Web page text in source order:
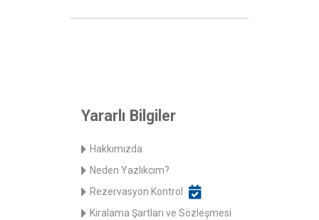
Yararlı Bilgiler
Hakkımızda
Neden Yazlıkcım?
Rezervasyon Kontrol
Kiralama Şartları ve Sözleşmesi